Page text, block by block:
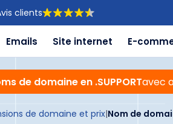
clients
Emails Site internet E-
de domaine en .SUPPORTavec
de domaine et prix|Nom de